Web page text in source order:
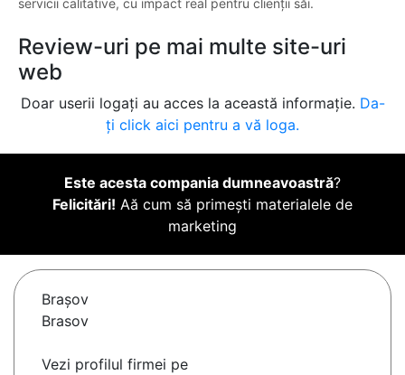
servicii calitative, cu impact real pentru clienții săi.
Review-uri pe mai multe site-uri
web
Doar userii logați au acces la această informație. Da-
ți click aici pentru a vă loga.
Este acesta compania dumneavoastră?
Felicitări! Aă cum să primești materialele de
marketing
Braşov
Brasov
Vezi profilul firmei pe